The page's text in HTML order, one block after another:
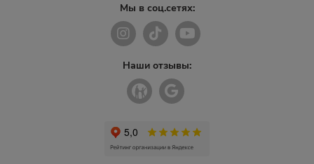
Мы в соц.сетях:
Наши отзывы: